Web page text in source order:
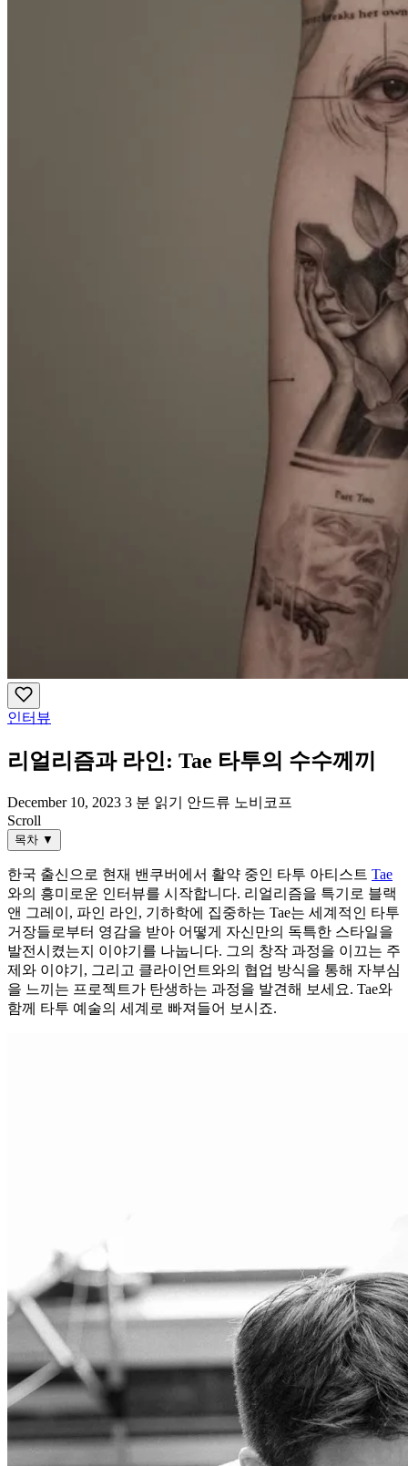
인터뷰
리얼리즘과 라인: Tae 타투의 수수께끼
December 10, 2023 3 분 읽기
안드류 노비코프
Scroll
목차 ▼
한국 출신으로 현재 밴쿠버에서 활약 중인 타투 아티스트 Tae
와의 흥미로운 인터뷰를 시작합니다. 리얼리즘을 특기로 블랙
앤 그레이, 파인 라인, 기하학에 집중하는 Tae는 세계적인 타투
거장들로부터 영감을 받아 어떻게 자신만의 독특한 스타일을
발전시켰는지 이야기를 나눕니다. 그의 창작 과정을 이끄는 주
제와 이야기, 그리고 클라이언트와의 협업 방식을 통해 자부심
을 느끼는 프로젝트가 탄생하는 과정을 발견해 보세요. Tae와
함께 타투 예술의 세계로 빠져들어 보시죠.